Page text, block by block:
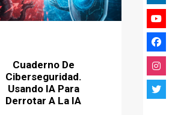
Cuaderno De
Ciberseguridad.
Usando IA Para
Derrotar A La IA